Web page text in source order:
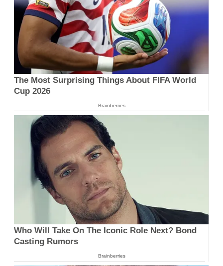
The Most Surprising Things About FIFA World
Cup 2026
Brainberries
Who Will Take On The Iconic Role Next? Bond
Casting Rumors
Brainberries